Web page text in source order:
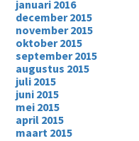
januari 2016
december 2015
november 2015
oktober 2015
september 2015
augustus 2015
juli 2015
juni 2015
mei 2015
april 2015
maart 2015